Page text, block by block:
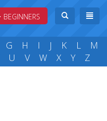
BEGINNERS
G H I J K L
M
U V W X Y Z